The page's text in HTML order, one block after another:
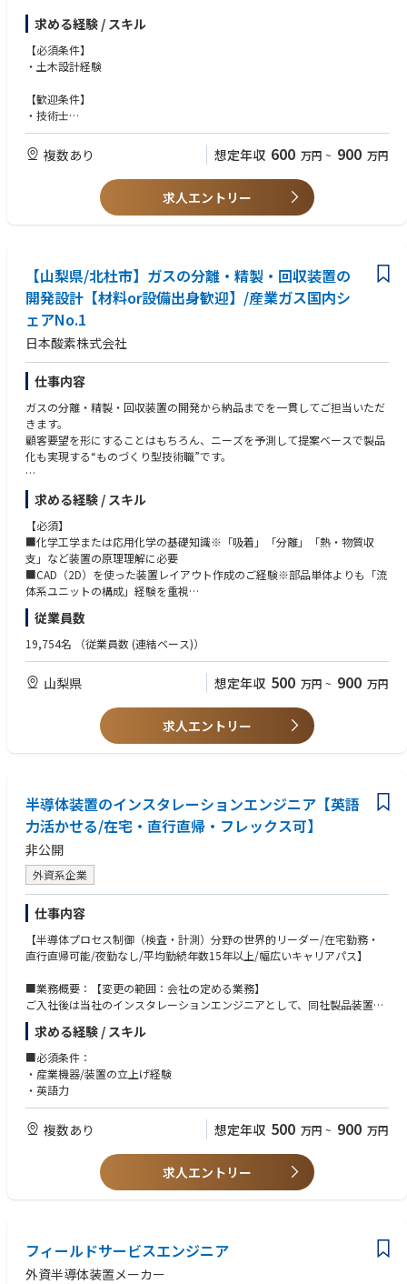
体の基盤づくりや業務改善に取り組んでいただきます。
質向上や組織力強化、後進育成に貢献することを期待しています。
■登録分野
河川分野、砂防分野、ダム分野、鉄構分野、道路分野、港湾・海岸分野、
上下水道分野、送配電分野、水力発電分野、地熱分野、地質分野
・勉強会や研究会、社外活動を積極的に進め、社員一人一人のスキル向上
に努めています。
博士等)
・業務（仕事）は、プロジェクトごとにチームを組んで対応します。当面
はベテラン技術者の設計補助から始めてもらうことになります。勤務は主
求める経験 / スキル
【必須条件】
・土木設計経験
【歓迎条件】
・技術士
・RCCM
・ビジネス対応可能な英語力
※仕事内容に記載の通り、土木設計の中の専門部門でご活躍頂ける環境が
複数あり 想定年収 600 万円 ~ 900 万円
求人エントリー
【山梨県/北杜市】ガスの分離・精製・回収装置の
開発設計【材料or設備出身歓迎】/産業ガス国内シ
ェアNo.1
日本酸素株式会社
仕事内容
ガスの分離・精製・回収装置の開発から納品までを一貫してご担当いただ
きます。
顧客要望を形にすることはもちろん、ニーズを予測して提案ベースで製品
化も実現する“ものづくり型技術職”です。
【職務内容】
■ガスの分離・精製・回収装置の開発から納品
■基礎評価業務 ■CADを用いた作図
■顧客先とのお打ち合わせ ■業者との協働（設計図面の連携など）
【装置例】・バイオガス精製装置 ・メタン/窒素分離装置
・二酸化炭素回収型バイオガス精製装置 ・希ガス回収装置
（業務内容の変更の範囲）当社業務全般
■大陽日酸株式会社について
・産業ガス供給、医療・電子機器関連ガス供給、機器の製造販売、オンサ
イト・プラント事業、LPG供給などの事業を手掛けています。 豊富な経験
と独自の技術開発を基に、鉄鋼/化学/エレクトロニクス/自動車/建設/造
船/食料などの多種多様な産業分野において、企業活動の基盤を支えていま
・産業ガス業界のリーディングカンパニー。2020年の持ち株会社移行によ
な課題にも取り組んでまいります。
求める経験 / スキル
【必須】
■化学工学または応用化学の基礎知識※「吸着」「分離」「熱・物質収
支」など装置の原理理解に必要
■CAD（2D）を使った装置レイアウト作成のご経験※部品単体よりも「流
体系ユニットの構成」経験を重視
【歓迎】
■顧客と直接やり取りしながら装置を作り上げたい方
■熱計算・機器開発・製造のご経験をお持ちの方
＜仕事のやりがい＞
顧客要望に応じた装置をゼロから形にし、
脱炭素社会に貢献できる手応えある仕事です。
従業員数
19,754名 （従業員数 (連結ベース)）
山梨県 想定年収 500 万円 ~ 900 万円
求人エントリー
半導体装置のインスタレーションエンジニア【英語
力活かせる/在宅・直行直帰・フレックス可】
非公開
外資系企業
仕事内容
【半導体プロセス制御（検査・計測）分野の世界的リーダー/在宅勤務・
直行直帰可能/夜勤なし/平均勤続年数15年以上/幅広いキャリアパス】
■業務概要：【変更の範囲：会社の定める業務】
ご入社後は当社のインスタレーションエンジニアとして、同社製品装置の
機器設置から稼働までを担当いただきます。詳細は以下の通りです。
・顧客先工場にて半導体検査装置の設置、据え付け、試運転
・カスタマーサポート部門とプロジェクトを組んで作業を遂行
・試運転時の性能フィードバックを海外技術者に展開し、稼働までフォロ
ー
ございます。
■顧客対応体制：
顧客先への装置導入前にニーズヒアリングをし、仕様調整するフィールド
アプリケーションエンジニア、設置・導入を担当する本職種、導入後の保
年間休日123日
・完全週休2日制
求める経験 / スキル
■必須条件：
・産業機器/装置の立上げ経験
・英語力
複数あり 想定年収 500 万円 ~ 900 万円
求人エントリー
フィールドサービスエンジニア
外資半導体装置メーカー